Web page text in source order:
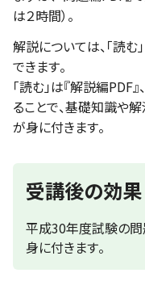
は２時間）。
解説については、「読む
できます。
「読む」は『解説編PDF
ることで、基礎知識や
が身に付きます。
受講後の効果
平成30年度試験の問
身に付きます。